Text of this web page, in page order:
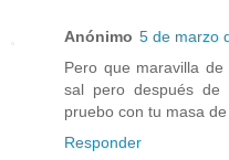
Anónimo 5 de marzo
Pero que maravilla
sal pero después
pruebo con tu masa
Responder